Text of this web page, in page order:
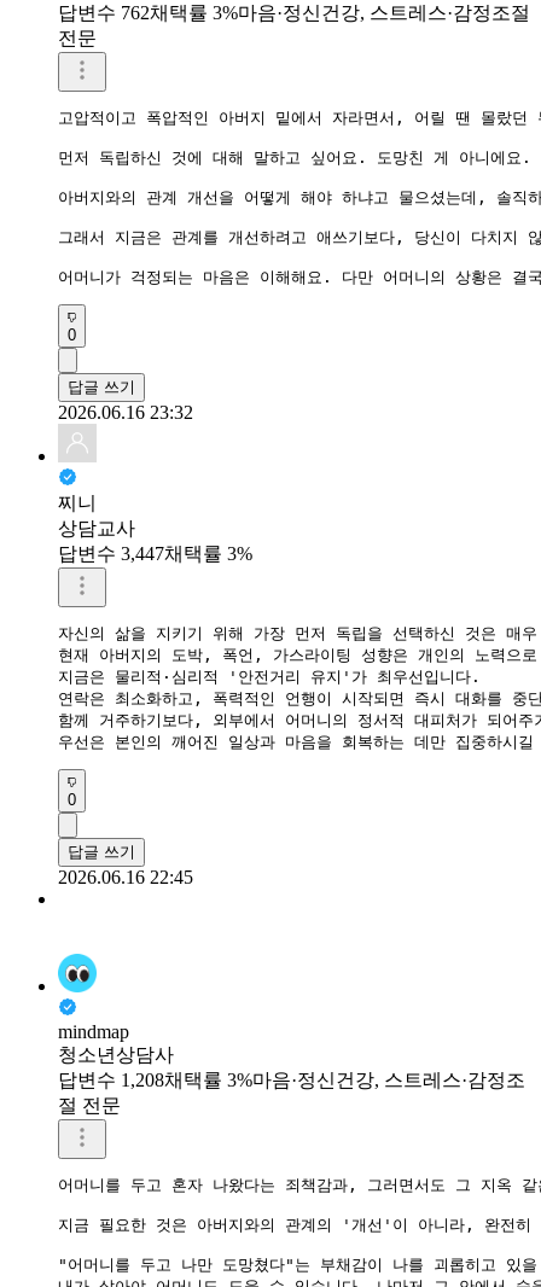
답변수 762채택률 3%마음·정신건강, 스트레스·감정조절
전문
고압적이고 폭압적인 아버지 밑에서 자라면서, 어릴 땐 몰랐
먼저 독립하신 것에 대해 말하고 싶어요. 도망친 게 아니에
아버지와의 관계 개선을 어떻게 해야 하냐고 물으셨는데, 솔
그래서 지금은 관계를 개선하려고 애쓰기보다, 당신이 다치
어머니가 걱정되는 마음은 이해해요. 다만 어머니의 상황은
0
답글 쓰기
2026.06.16 23:32
찌니
상담교사
답변수 3,447채택률 3%
자신의 삶을 지키기 위해 가장 먼저 독립을 선택하신 것은 매
현재 아버지의 도박, 폭언, 가스라이팅 성향은 개인의 노력으
​지금은 물리적·심리적 '안전거리 유지'가 최우선입니다.
연락은 최소화하고, 폭력적인 언행이 시작되면 즉시 대화를 중
함께 거주하기보다, 외부에서 어머니의 정서적 대피처가 되
우선은 본인의 깨어진 일상과 마음을 회복하는 데만 집중하시
0
답글 쓰기
2026.06.16 22:45
mindmap
청소년상담사
답변수 1,208채택률 3%마음·정신건강, 스트레스·감정조
절 전문
어머니를 두고 혼자 나왔다는 죄책감과, 그러면서도 그 지옥
지금 필요한 것은 아버지와의 관계의 '개선'이 아니라, 완전히
"어머니를 두고 나만 도망쳤다"는 부채감이 나를 괴롭히고 있